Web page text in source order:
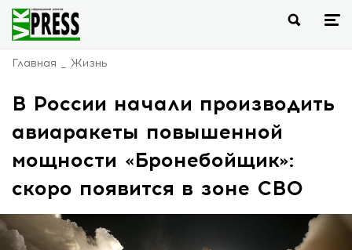
Главная Жизнь
В России начали производить
авиаракеты повышенной
мощности «Бронебойщик»:
скоро появится в зоне СВО